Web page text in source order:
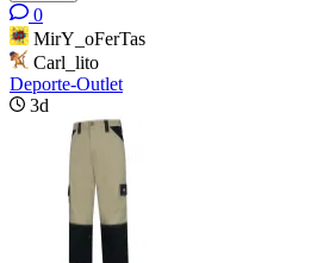
0
MirY_oFerTas
Carl_lito
Deporte-Outlet
3d